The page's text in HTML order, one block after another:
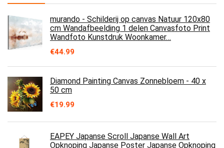
murando - Schilderij op canvas Natuur 120x80
cm Wandafbeelding 1 delen Canvasfoto Print
Wandfoto Kunstdruk Woonkamer…
€44.99
Diamond Painting Canvas Zonnebloem - 40 x
50 cm
€19.99
EAPEY Japanse Scroll Japanse Wall Art
Opknoping Japanse Poster Japanse Opknoping